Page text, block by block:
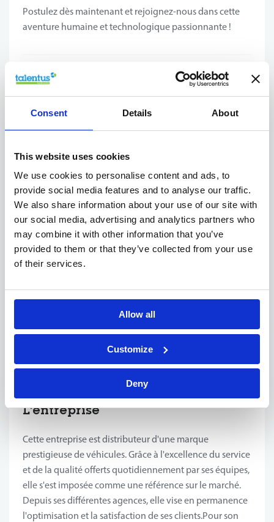
Consent Details About
This website uses cookies
We use cookies to personalise content and ads, to
provide social media features and to analyse our traffic.
We also share information about your use of our site with
our social media, advertising and analytics partners who
may combine it with other information that you’ve
provided to them or that they’ve collected from your use
of their services.
Allow all
Customize
Deny
Postulez dès maintenant et rejoignez-nous dans cette
aventure humaine et technologique passionnante !
Votre profil
Qu'est-ce qui fait de vous le candidat idéal pour ce poste
?
Une bonne maîtrise du néerlandais et du français
Une passion pour les voitures qui vous motive à
nettoyer chaque véhicule dans les moindres détails
afin qu'il brille de mille feux dans le showroom.
Une attitude positive, orientée client et une grande
motivation au travail.
Une expertise en électricité pour conseiller au
mieux sur les nouveaux modèles.
manuelle), ce qui vous permet de faire preuve de
flexibilité dans l'exécution de vos tâches à l'intérieur
Cela vous intéresse ? N'hésitez surtout pas à postuler.
L’entreprise
Cette entreprise est distributeur d'une marque
prestigieuse de véhicules. Grâce à l'excellence du service
et de la qualité offerts quotidiennement par ses équipes,
elle s'est imposée comme une référence sur le marché.
Depuis ses différentes agences, elle vise en permanence
l'optimisation et la satisfaction de ses clients.Pour son